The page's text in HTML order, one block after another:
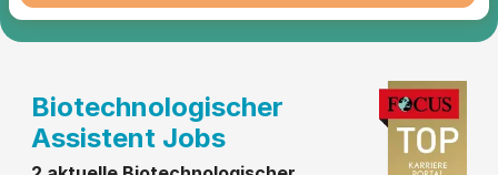
Biotechnologischer
Assistent Jobs